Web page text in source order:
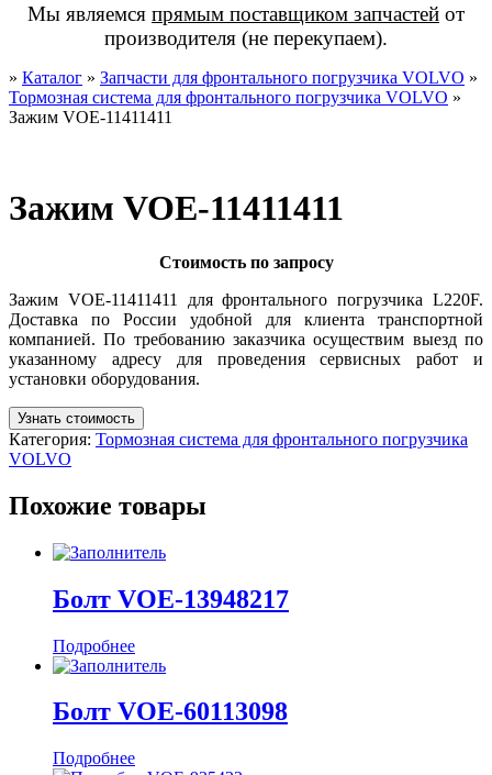
Мы являемся прямым поставщиком запчастей от
производителя (не перекупаем).
» Каталог » Запчасти для фронтального погрузчика VOLVO »
Тормозная система для фронтального погрузчика VOLVO »
Зажим VOE-11411411
Зажим VOE-11411411
Стоимость по запросу
Зажим VOE-11411411 для фронтального погрузчика L220F.
Доставка по России удобной для клиента транспортной
компанией. По требованию заказчика осуществим выезд по
указанному адресу для проведения сервисных работ и
установки оборудования.
Узнать стоимость
Категория: Тормозная система для фронтального погрузчика
VOLVO
Похожие товары
Болт VOE-13948217
Подробнее
Болт VOE-60113098
Подробнее